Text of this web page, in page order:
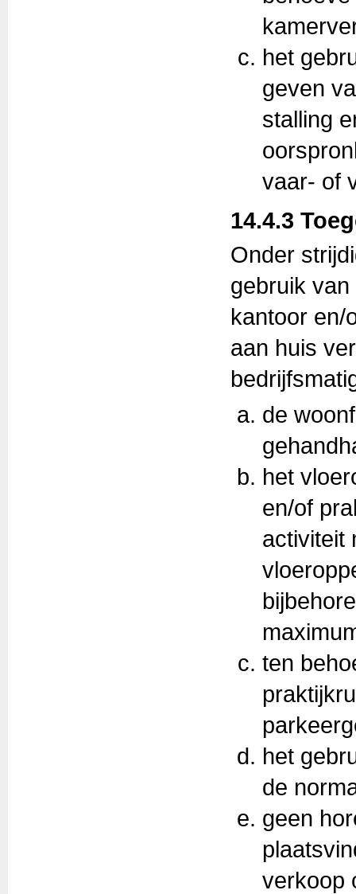
het
geven
stalling
vaar- of
14.4.3
Onder
gebruik
kantoor en/
aan huis
de
het
en/of
activiteit
ten
het
de
geen
verkoop